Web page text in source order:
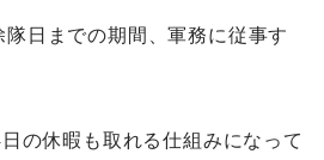
日までの期間、軍務に従事す
の休暇も取れる仕組みになって